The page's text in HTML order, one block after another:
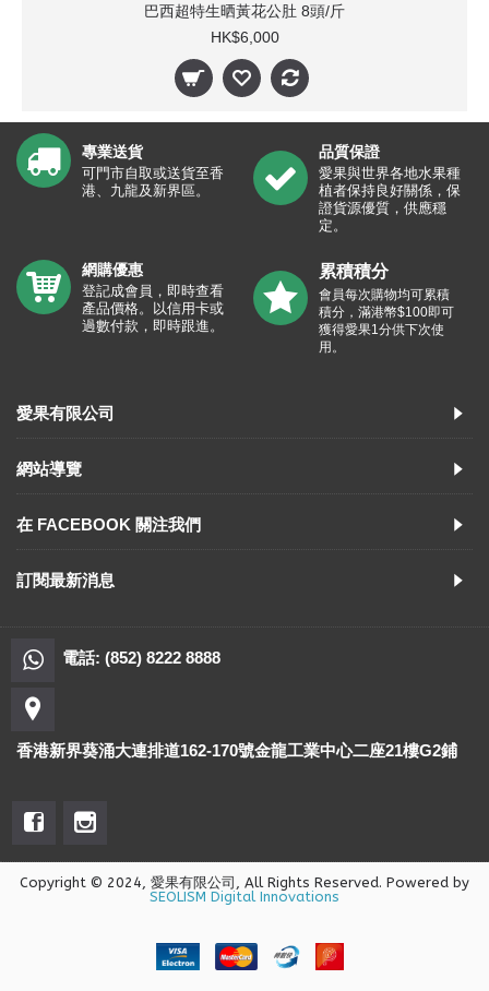
巴西超特生晒黃花公肚 8頭/斤
HK$6,000
專業送貨
可門市自取或送貨至香
港、九龍及新界區。
品質保證
愛果與世界各地水果種
植者保持良好關係，保
證貨源優質，供應穩
定。
網購優惠
登記成會員，即時查看
產品價格。以信用卡或
過數付款，即時跟進。
累積積分
會員每次購物均可累積
積分，滿港幣$100即可
獲得愛果1分供下次使
用。
愛果有限公司
網站導覽
在 FACEBOOK 關注我們
訂閱最新消息
電話: (852) 8222 8888
香港新界葵涌大連排道162-170號金龍工業中心二座21樓G2鋪
Copyright © 2024, 愛果有限公司, All Rights Reserved. Powered by
SEOLISM Digital Innovations